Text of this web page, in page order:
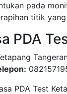
pada
titik
PDA
PDA Test